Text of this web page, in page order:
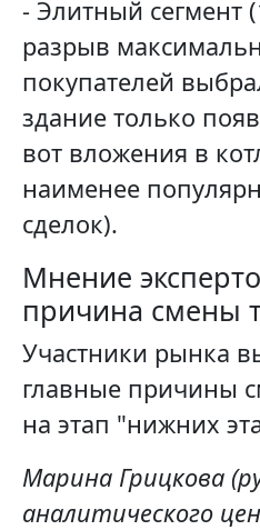
- Элитный сегмент
разрыв
покупателей
здание только
вот вложения в
наименее
сделок).
Мнение
причина смены
Участники рынка
главные причины
на этап "нижних
Марина Грицкова
аналитического